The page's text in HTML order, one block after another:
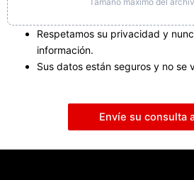
Respetamos su privacidad y
información.
Sus datos están seguros y no se
Envíe su consulta